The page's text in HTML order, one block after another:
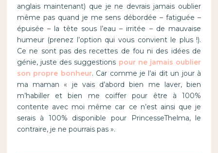
anglais maintenant) que je ne devrais jamais oublier
même pas quand je me sens débordée – fatiguée –
épuisée – la tête sous l’eau – irritée – de mauvaise
humeur (prenez l’option qui vous convient le plus !).
Ce ne sont pas des recettes de fou ni des idées de
génie, juste des suggestions pour ne jamais oublier
son propre bonheur. Car comme je l’ai dit un jour à
ma maman « je vais d’abord bien me laver, bien
m’habiller et bien me coiffer pour être à 100%
contente avec moi même car ce n’est ainsi que je
serais à 100% disponible pour PrincesseThelma, le
contraire, je ne pourrais pas ».